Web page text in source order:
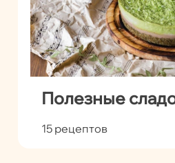
Полезные
15 рецептов